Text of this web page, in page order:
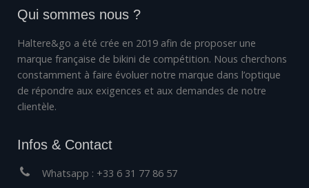
Qui sommes nous ?
Haltere&go a été crée en 2019 afin de proposer une
marque française de bikini de compétition. Nous cherchons
constamment à faire évoluer notre marque dans l’optique
de répondre aux exigences et aux demandes de notre
clientèle.
Infos & Contact
Whatsapp : +33 6 31 77 86 57